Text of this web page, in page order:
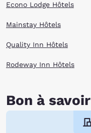
Econo Lodge Hôtels
Mainstay Hôtels
Quality Inn Hôtels
Rodeway Inn Hôtels
Bon à savoir